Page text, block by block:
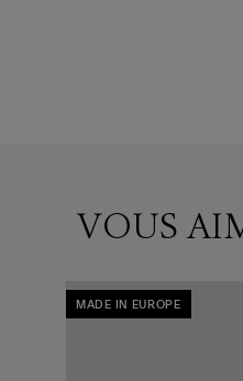
VOUS
MADE IN EUROPE